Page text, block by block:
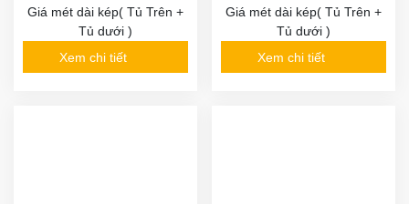
Giá mét dài kép( Tủ Trên +
Tủ dưới )
Xem chi tiết
Giá mét dài kép( Tủ Trên +
Tủ dưới )
Xem chi tiết